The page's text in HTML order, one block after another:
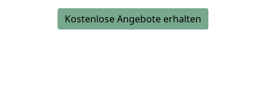
Kostenlose Angebote erhalten